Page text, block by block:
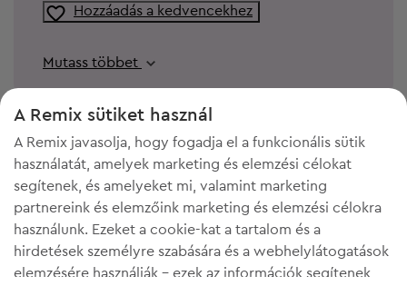
Hozzáadás a kedvencekhez
Mutass többet
KELL A HELY A GARDRÓBODBAN?
A Remix sütiket használ
A Remix javasolja, hogy fogadja el a funkcionális sütik
használatát, amelyek marketing és elemzési célokat
segítenek, és amelyeket mi, valamint marketing
partnereink és elemzőink marketing és elemzési célokra
használunk. Ezeket a cookie-kat a tartalom és a
hirdetések személyre szabására és a webhelylátogatások
elemzésére használják - ezek az információk segítenek